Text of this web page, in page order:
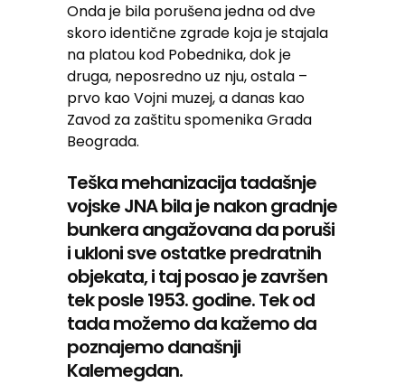
Onda je bila porušena jedna od dve
skoro identične zgrade koja je stajala
na platou kod Pobednika, dok je
druga, neposredno uz nju, ostala –
prvo kao Vojni muzej, a danas kao
Zavod za zaštitu spomenika Grada
Beograda.
Teška mehanizacija tadašnje
vojske JNA bila je nakon gradnje
bunkera angažovana da poruši
i ukloni sve ostatke predratnih
objekata, i taj posao je završen
tek posle 1953. godine. Tek od
tada možemo da kažemo da
poznajemo današnji
Kalemegdan.